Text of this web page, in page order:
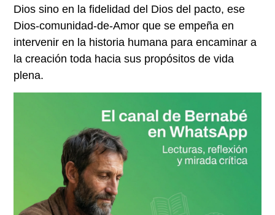
Dios sino en la fidelidad del Dios del pacto, ese
Dios-comunidad-de-Amor que se empeña en
intervenir en la historia humana para encaminar a
la creación toda hacia sus propósitos de vida
plena.